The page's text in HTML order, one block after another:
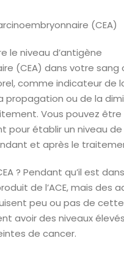
(CEA)
le niveau d’antigène
(CEA) dans votre sang
comme indicateur de
propagation ou de la
Vous pouvez
pour établir un niveau
et après le
? Pendant qu’il est
de l’ACE, mais des
peu ou pas de
avoir des niveaux
de cancer.